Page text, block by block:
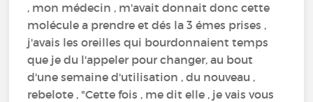
, mon médecin , m'avait donnait donc cette
molécule a prendre et dés la 3 émes prises ,
j'avais les oreilles qui bourdonnaient temps
que je du l'appeler pour changer, au bout
d'une semaine d'utilisation , du nouveau ,
rebelote , "Cette fois , me dit elle , je vais vous